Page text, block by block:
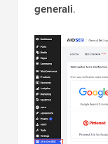
generali.